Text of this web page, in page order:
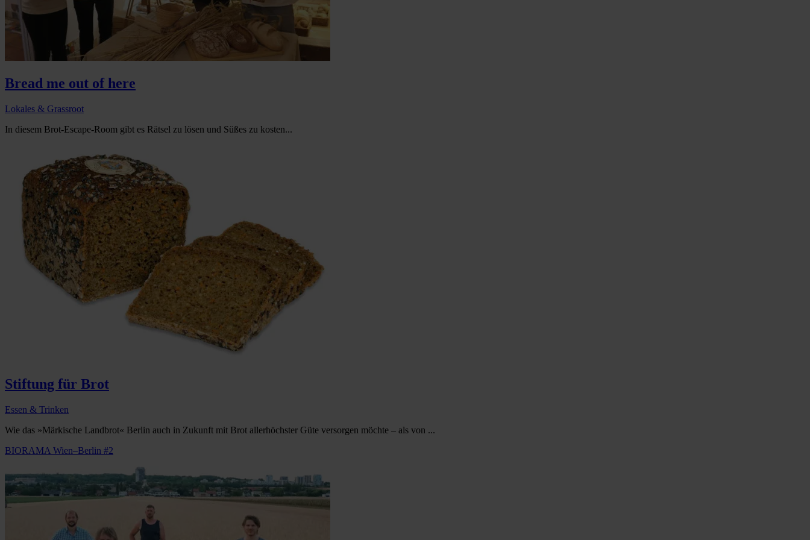
Bread me out of here
Lokales & Grassroot
In diesem Brot-Escape-Room gibt es Rätsel zu lösen und Süßes zu kosten...
Stiftung für Brot
Essen & Trinken
Wie das »Märkische Landbrot« Berlin auch in Zukunft mit Brot allerhöchster Güte versorgen möchte – als von ...
BIORAMA Wien–Berlin #2